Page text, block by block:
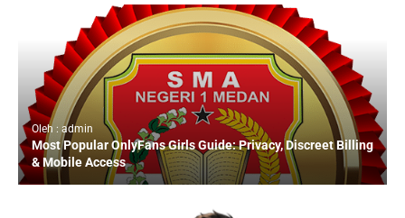
Oleh : admin
Most Popular OnlyFans Girls Guide: Privacy, Discreet Billing
& Mobile Access